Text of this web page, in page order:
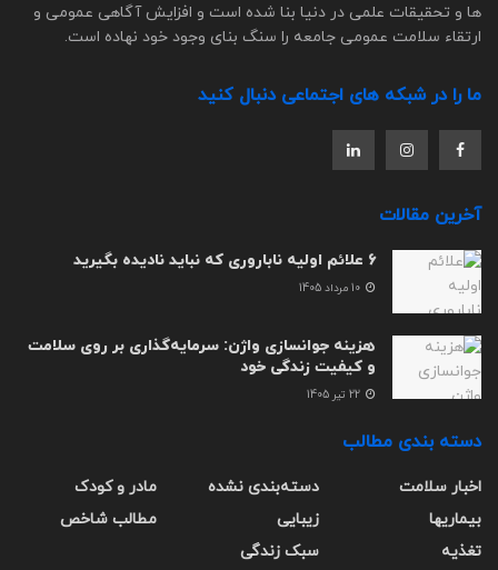
ها و تحقیقات علمی در دنیا بنا شده است و افزایش آگاهی عمومی و
ارتقاء سلامت عمومی جامعه را سنگ بنای وجود خود نهاده است.
ما را در شبکه های اجتماعی دنبال کنید
آخرین مقالات
6 علائم اولیه ناباروری که نباید نادیده بگیرید
هزینه جوانسازی واژن: سرمایه‌گذاری بر روی سلامت
و کیفیت زندگی خود
دسته بندی مطالب
اخبار سلامت
بیماریها
تغذیه
دسته‌بندی نشده
زیبایی
سبک زندگی
مادر و کودک
مطالب شاخص